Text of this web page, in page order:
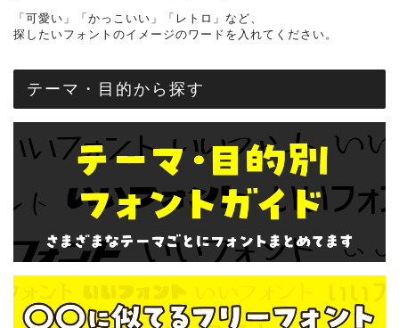
「可愛い」「かっこいい」「レトロ」など、
探したいフォントのイメージのワードを入れてください。
テーマ・目的から探す